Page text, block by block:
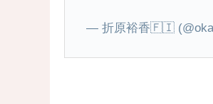
— 折原裕香🇫🇮